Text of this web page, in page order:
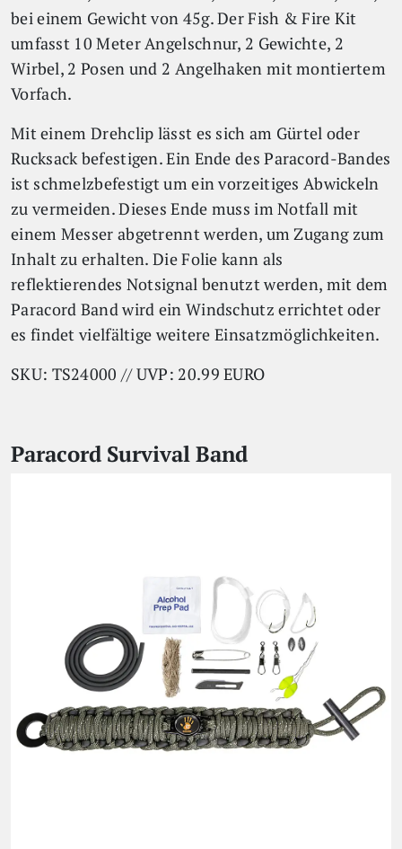
bei einem Gewicht von 45g. Der Fish & Fire Kit
umfasst 10 Meter Angelschnur, 2 Gewichte, 2
Wirbel, 2 Posen und 2 Angelhaken mit montiertem
Vorfach.
Mit einem Drehclip lässt es sich am Gürtel oder
Rucksack befestigen. Ein Ende des Paracord-Bandes
ist schmelzbefestigt um ein vorzeitiges Abwickeln
zu vermeiden. Dieses Ende muss im Notfall mit
einem Messer abgetrennt werden, um Zugang zum
Inhalt zu erhalten. Die Folie kann als
reflektierendes Notsignal benutzt werden, mit dem
Paracord Band wird ein Windschutz errichtet oder
es findet vielfältige weitere Einsatzmöglichkeiten.
SKU: TS24000 // UVP: 20.99 EURO
Paracord Survival Band